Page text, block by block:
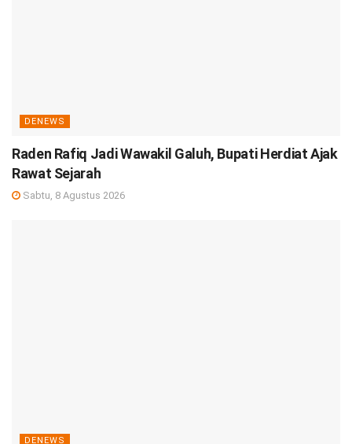
DENEWS
Raden Rafiq Jadi Wawakil Galuh, Bupati Herdiat Ajak
Rawat Sejarah
Sabtu, 8 Agustus 2026
DENEWS